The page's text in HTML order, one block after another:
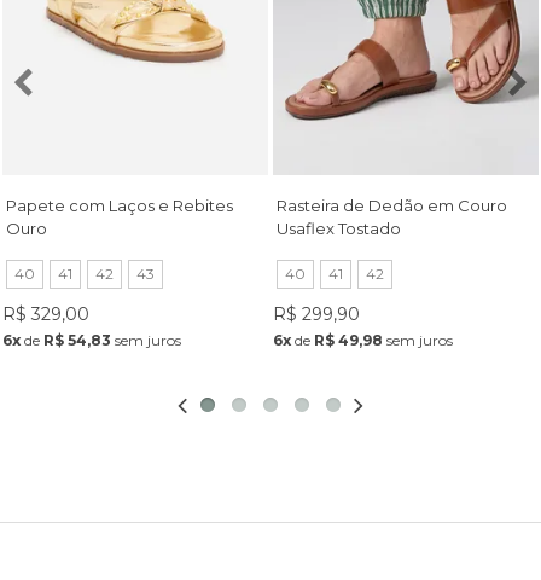
Papete com Laços e Rebites
Ouro
40 41 42 43
R$ 329,00
6x de R$ 54,83 sem juros
Rasteira de Dedão em Couro
Usaflex Tostado
40 41 42
R$ 299,90
6x de R$ 49,98 sem juros